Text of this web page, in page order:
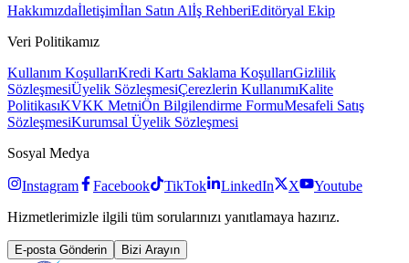
Hakkımızdaİletişimİlan Satın Alİş RehberiEditöryal Ekip
Veri Politikamız
Kullanım KoşullarıKredi Kartı Saklama KoşullarıGizlilik
SözleşmesiÜyelik SözleşmesiÇerezlerin KullanımıKalite
PolitikasıKVKK MetniÖn Bilgilendirme FormuMesafeli Satış
SözleşmesiKurumsal Üyelik Sözleşmesi
Sosyal Medya
Instagram Facebook TikTok LinkedIn X
Youtube
Hizmetlerimizle ilgili tüm sorularınızı yanıtlamaya hazırız.
E-posta Gönderin Bizi Arayın